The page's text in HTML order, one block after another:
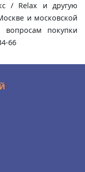
/ Relax и другую
и московской
покупки
66